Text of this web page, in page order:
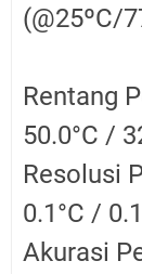
(@25ºC/
Rentang
50.0°C /
Resolusi
0.1°C /
Akurasi